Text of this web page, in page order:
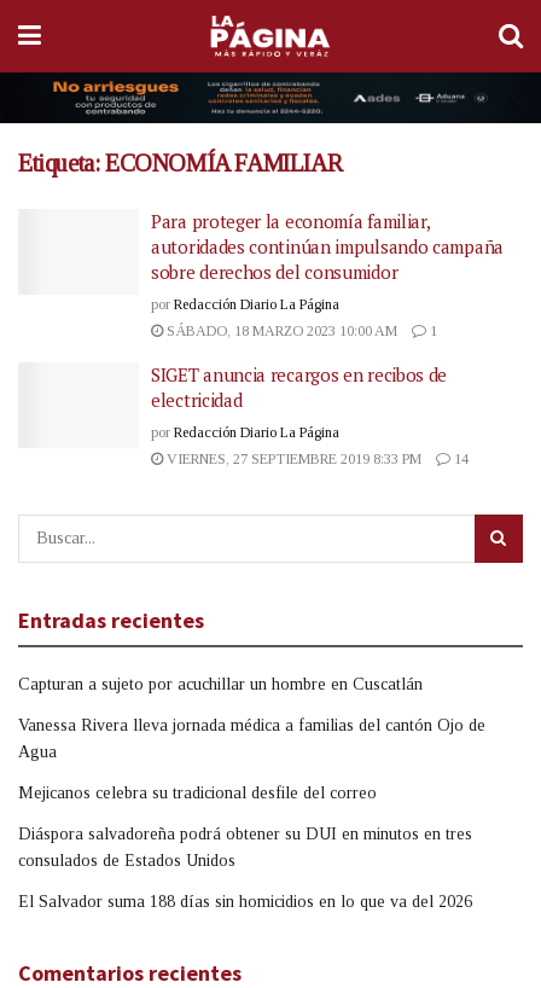
Etiqueta:ECONOMÍA FAMILIAR
Para proteger la economía familiar,
autoridades continúan impulsando campaña
sobre derechos del consumidor
por Redacción Diario La Página
SÁBADO, 18 MARZO 2023 10:00 AM
1
SIGET anuncia recargos en recibos de
electricidad
por Redacción Diario La Página
VIERNES, 27 SEPTIEMBRE 2019 8:33 PM
14
Entradas recientes
Capturan a sujeto por acuchillar un hombre en Cuscatlán
Vanessa Rivera lleva jornada médica a familias del cantón Ojo de
Agua
Mejicanos celebra su tradicional desfile del correo
Diáspora salvadoreña podrá obtener su DUI en minutos en tres
consulados de Estados Unidos
El Salvador suma 188 días sin homicidios en lo que va del 2026
Comentarios recientes